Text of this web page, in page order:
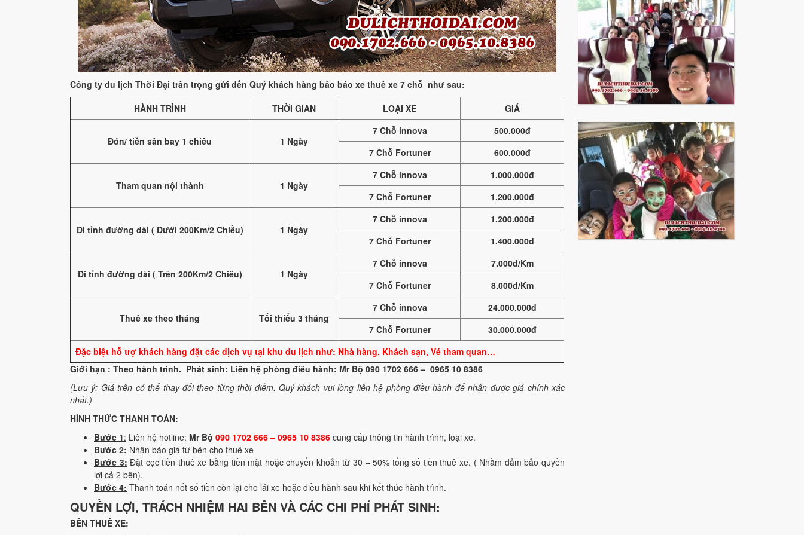
Công ty du lịch Thời Đại trân trọng gửi đến Quý khách hàng bảo báo xe thuê xe 7 chỗ như sau:
HÀNH TRÌNH
THỜI GIAN LOẠI XE GIÁ
Đón/ tiễn sân bay 1 chiều 1 Ngày
7 Chỗ innova
500.000đ
7 Chỗ Fortuner
600.000đ
Tham quan nội thành 1 Ngày
7 Chỗ innova
1.000.000đ
7 Chỗ Fortuner
1.200.000đ
Đi tỉnh đường dài ( Dưới 200Km/2 Chiều) 1 Ngày
7 Chỗ innova
1.200.000đ
7 Chỗ Fortuner
1.400.000đ
Đi tỉnh đường dài ( Trên 200Km/2 Chiều) 1 Ngày
7 Chỗ innova
7.000đ/Km
7 Chỗ Fortuner
8.000đ/Km
Thuê xe theo tháng Tối thiểu 3 tháng
7 Chỗ innova
24.000.000đ
7 Chỗ Fortuner
30.000.000đ
Đặc biệt hỗ trợ khách hàng đặt các dịch vụ tại khu du lịch như: Nhà hàng, Khách sạn, Vé tham quan…
Giới hạn : Theo hành trình. Phát sinh: Liên hệ phòng điều hành: Mr Bộ 090 1702 666 – 0965 10 8386
(Lưu ý: Giá trên có thể thay đổi theo từng thời điểm. Quý khách vui lòng liên hệ phòng điều hành để nhận được giá chính xác
nhất.)
HÌNH THỨC THANH TOÁN:
Bước 1: Liên hệ hotline: Mr Bộ 090 1702 666 – 0965 10 8386 cung cấp thông tin hành trình, loại xe.
Bước 2: Nhận báo giá từ bên cho thuê xe
Bước 3: Đặt cọc tiền thuê xe bằng tiền mặt hoặc chuyển khoản từ 30 – 50% tổng số tiền thuê xe. ( Nhằm đảm bảo quyền
lợi cả 2 bên).
Bước 4: Thanh toán nốt số tiền còn lại cho lái xe hoặc điều hành sau khi kết thúc hành trình.
QUYỀN LỢI, TRÁCH NHIỆM HAI BÊN VÀ CÁC CHI PHÍ PHÁT SINH:
BÊN THUÊ XE: